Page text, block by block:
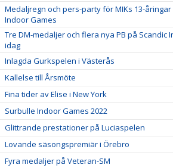
Medaljregn och pers-party för MIKs 13-åringar
Indoor Games
Tre DM-medaljer och flera nya PB på Scandic
idag
Inlagda Gurkspelen i Västerås
Kallelse till Årsmöte
Fina tider av Elise i New York
Surbulle Indoor Games 2022
Glittrande prestationer på Luciaspelen
Lovande säsongspremiär i Örebro
Fyra medaljer på Veteran-SM